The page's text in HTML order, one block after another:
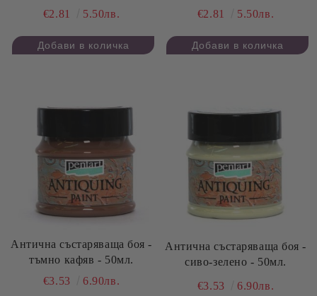
€2.81
5.50лв.
€2.81
5.50лв.
Антична състаряваща боя -
тъмно кафяв - 50мл.
€3.53
6.90лв.
Антична състаряваща боя -
сиво-зелено - 50мл.
€3.53
6.90лв.